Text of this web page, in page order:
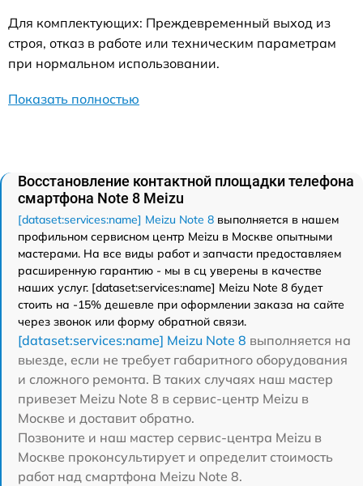
Для комплектующих: Преждевременный выход из
строя, отказ в работе или техническим параметрам
при нормальном использовании.
Показать полностью
Восстановление контактной площадки телефона
смартфона Note 8 Meizu
[dataset:services:name] Meizu Note 8 выполняется в нашем
профильном сервисном центр Meizu в Москве опытными
мастерами. На все виды работ и запчасти предоставляем
расширенную гарантию - мы в сц уверены в качестве
наших услуг. [dataset:services:name] Meizu Note 8 будет
стоить на -15% дешевле при оформлении заказа на сайте
через звонок или форму обратной связи.
[dataset:services:name] Meizu Note 8 выполняется на
выезде, если не требует габаритного оборудования
и сложного ремонта. В таких случаях наш мастер
привезет Meizu Note 8 в сервис-центр Meizu в
Москве и доставит обратно.
Позвоните и наш мастер сервис-центра Meizu в
Москве проконсультирует и определит стоимость
работ над смартфона Meizu Note 8.